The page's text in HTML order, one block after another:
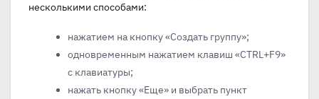
несколькими способами:
нажатием на кнопку «Создать группу»;
одновременным нажатием клавиш «CTRL+F9»
с клавиатуры;
нажать кнопку «Еще» и выбрать пункт